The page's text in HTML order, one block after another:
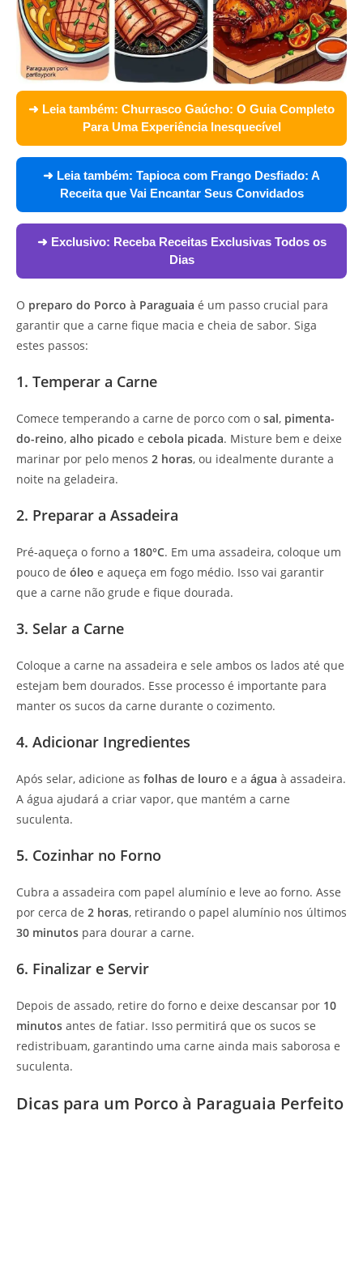
➜ Leia também: Churrasco Gaúcho: O Guia Completo
Para Uma Experiência Inesquecível
➜ Leia também: Tapioca com Frango Desfiado: A
Receita que Vai Encantar Seus Convidados
➜ Exclusivo: Receba Receitas Exclusivas Todos os
Dias
O preparo do Porco à Paraguaia é um passo crucial para
garantir que a carne fique macia e cheia de sabor. Siga
estes passos:
1. Temperar a Carne
Comece temperando a carne de porco com o sal, pimenta-
do-reino, alho picado e cebola picada. Misture bem e deixe
marinar por pelo menos 2 horas, ou idealmente durante a
noite na geladeira.
2. Preparar a Assadeira
Pré-aqueça o forno a 180°C. Em uma assadeira, coloque um
pouco de óleo e aqueça em fogo médio. Isso vai garantir
que a carne não grude e fique dourada.
3. Selar a Carne
Coloque a carne na assadeira e sele ambos os lados até que
estejam bem dourados. Esse processo é importante para
manter os sucos da carne durante o cozimento.
4. Adicionar Ingredientes
Após selar, adicione as folhas de louro e a água à assadeira.
A água ajudará a criar vapor, que mantém a carne
suculenta.
5. Cozinhar no Forno
Cubra a assadeira com papel alumínio e leve ao forno. Asse
por cerca de 2 horas, retirando o papel alumínio nos últimos
30 minutos para dourar a carne.
6. Finalizar e Servir
Depois de assado, retire do forno e deixe descansar por 10
minutos antes de fatiar. Isso permitirá que os sucos se
redistribuam, garantindo uma carne ainda mais saborosa e
suculenta.
Dicas para um Porco à Paraguaia Perfeito